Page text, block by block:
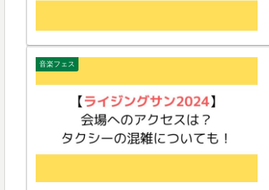
音楽フェス